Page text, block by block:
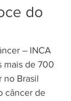
do
– INCA
mais de 700
no Brasil
câncer de